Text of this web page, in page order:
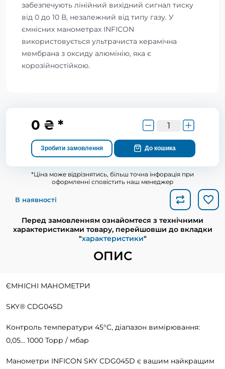
забезпечують лінійний вихідний сигнал тиску
від 0 до 10 В, незалежний від типу газу. У
ємнісних манометрах INFICON
використовується ультрачиста керамічна
мембрана з оксиду алюмінію, яка є
корозійностійкою.
0 ₴ *
Зробити замовлення До кошика
*Ціна може відрізнятись, більш точна інфорація при
оформленні сповістить наш менеджер
В наявності
Перед замовленням ознайомтеся з технічними
характеристиками товару, перейшовши до вкладки
"характеристики"
ОПИС
ЄМНІСНІ МАНОМЕТРИ
SKY® CDG045D
Контроль температури 45°C, діапазон вимірювання:
0,05... 1000 Торр / мбар
Манометри INFICON SKY CDG045D є вашим найкращим